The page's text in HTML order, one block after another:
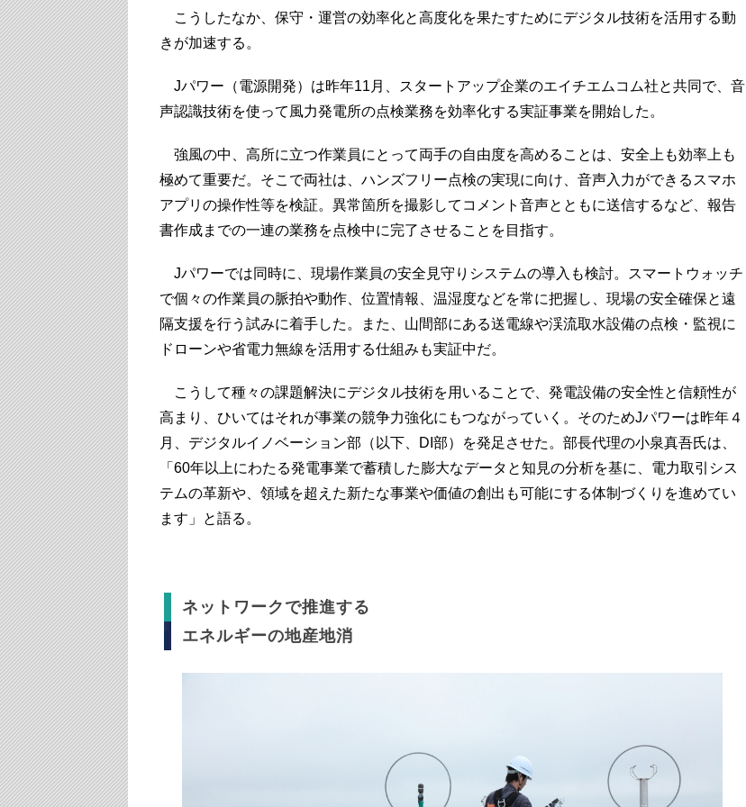
こうしたなか、保守・運営の効率化と高度化を果たすためにデジタル技術を活用する動
きが加速する。
Jパワー（電源開発）は昨年11月、スタートアップ企業のエイチエムコム社と共同で、音
声認識技術を使って風力発電所の点検業務を効率化する実証事業を開始した。
強風の中、高所に立つ作業員にとって両手の自由度を高めることは、安全上も効率上も
極めて重要だ。そこで両社は、ハンズフリー点検の実現に向け、音声入力ができるスマホ
アプリの操作性等を検証。異常箇所を撮影してコメント音声とともに送信するなど、報告
書作成までの一連の業務を点検中に完了させることを目指す。
Jパワーでは同時に、現場作業員の安全見守りシステムの導入も検討。スマートウォッチ
で個々の作業員の脈拍や動作、位置情報、温湿度などを常に把握し、現場の安全確保と遠
隔支援を行う試みに着手した。また、山間部にある送電線や渓流取水設備の点検・監視に
ドローンや省電力無線を活用する仕組みも実証中だ。
こうして種々の課題解決にデジタル技術を用いることで、発電設備の安全性と信頼性が
高まり、ひいてはそれが事業の競争力強化にもつながっていく。そのためJパワーは昨年４
月、デジタルイノベーション部（以下、DI部）を発足させた。部長代理の小泉真吾氏は、
「60年以上にわたる発電事業で蓄積した膨大なデータと知見の分析を基に、電力取引シス
テムの革新や、領域を超えた新たな事業や価値の創出も可能にする体制づくりを進めてい
ます」と語る。
ネットワークで推進する
エネルギーの地産地消